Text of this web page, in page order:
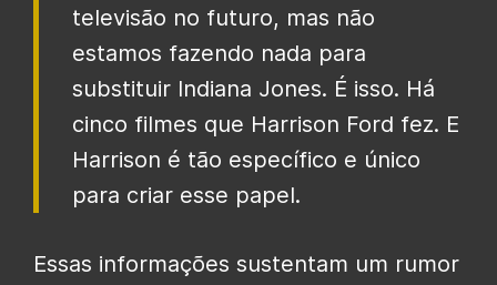
televisão no futuro, mas não
estamos fazendo nada para
substituir Indiana Jones. É isso. Há
cinco filmes que Harrison Ford fez. E
Harrison é tão específico e único
para criar esse papel.
Essas informações sustentam um rumor